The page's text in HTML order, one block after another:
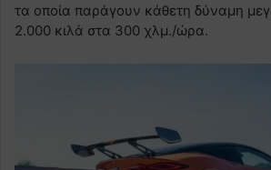
τα οποία παράγουν κάθετη δύναμη
2.000 κιλά στα 300 χλμ./ώρα.